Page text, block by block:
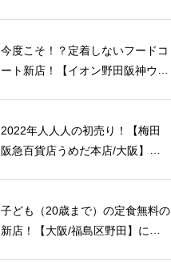
はここだけ！
今度こそ！？定着しないフードコ
ート新店！【イオン野田阪神ウイ
（木）新規オープン！
2022年人人人の初売り！【梅田
阪急百貨店うめだ本店/大阪】で
子ども（20歳まで）の定食無料の
新店！【大阪/福島区野田】に牡